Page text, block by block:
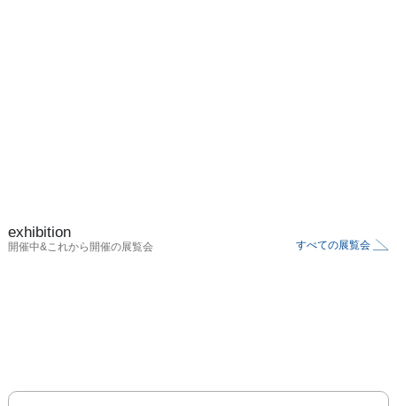
exhibition
開催中&これから開催の展覧会 すべての展覧会